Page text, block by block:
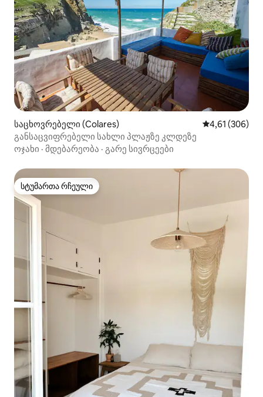
საცხოვრებელი (Colares) საშუალო
4,61 (306)
განსაცვიფრებელი სახლი პლაჟზე კლდეზე
ოჯახი · მდებარეობა · გარე სივრცეები
სტუმართა რჩეული
სტუმართა რჩეული